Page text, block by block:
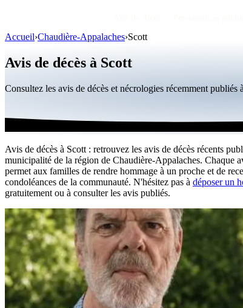
Accueil›Chaudière-Appalaches›Scott
Avis de décès à Scott
Consultez les avis de décès et nécrologies récemment
Avis de décès à Scott : retrouvez les avis de décès récents
municipalité de la région de Chaudière-Appalaches. Chaque
permet aux familles de rendre hommage à un proche et de
condoléances de la communauté. N'hésitez pas à déposer un
gratuitement ou à consulter les avis publiés.